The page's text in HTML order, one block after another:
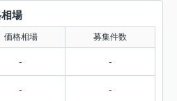
場
価格相場 募集件数
- -
- -